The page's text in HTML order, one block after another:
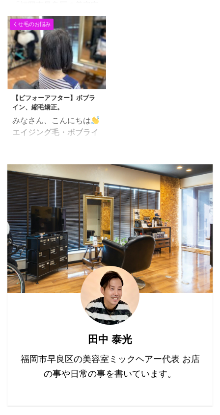
いわゆる遺伝で、生まれ
持っている ものです。
漢方みず堂 福田茜 詳
しく考えようとすると、
かなり潜って混乱してい
くかと思いますので、 単
...
で働く美容師」田中で
す。 今日はホームカラー
の修正です。 コロナ禍で
なかなか美容室にいく事
ができずに、仕方なくホ
ームカラーされていた方
も多かったかと思いま
す。 ホームカラーはご
「自宅でお気軽に染めら
れる」「コストが安い」
というメリットがある一
りづらい」というデメリ
ットもあります。 特に白
髪染めをおこなう場合、
暗くなりすぎた、髪の毛
がパサついたなんて経験
のある方も少なくないか
と思います。 美容室でヘ
アカ ...
題：男性型脱毛症
（AGA） 男性型脱毛症
は、遺伝と男性ホルモン
（テストステロン）が変
換される際に生成される
ジヒドロテストステロン
（DHT）の影 ...
くせ毛のお悩み
【ビフォーアフター】ボブラ
イン、縮毛矯正。
みなさん、こんにちは
エイジング毛・ボブライ
のパワー」と「熱」です
ね。。 仕上がりです。
矯正後にアロマヘナカラ
ーで染めています。
中央スライダーの矢印を
ドラッグして、左右に動
かせばビフォーアフター
を切り替えできます。ス
ライダーより左はビフォ
ー画像、スライダーより
右はアフター画像です。
田中 泰光
福岡市早良区の美容室ミックヘアー代表 お店
の事や日常の事を書いています。